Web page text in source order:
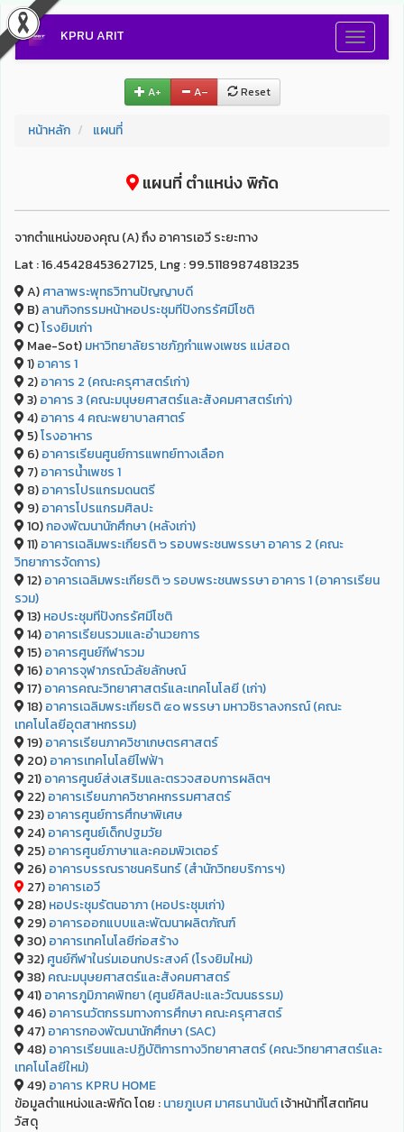
Toggle
KPRU ARIT
A+ A– Reset
หน้าหลัก แผนที่
แผนที่ ตำแหน่ง พิกัด
จากตำแหน่งของคุณ (A) ถึง อาคารเอวี ระยะทาง
Lat : 16.45428453627125, Lng : 99.51189874813235
A)ศาลาพระพุทธวิทานปัญญาบดี
B)ลานกิจกรรมหน้าหอประชุมทีปังกรรัศมีโชติ
C)โรงยิมเก่า
Mae-Sot)มหาวิทยาลัยราชภัฏกำแพงเพชร แม่สอด
1)อาคาร 1
2)อาคาร 2 (คณะครุศาสตร์เก่า)
3)อาคาร 3 (คณะมนุษยศาสตร์และสังคมศาสตร์เก่า)
4)อาคาร 4 คณะพยาบาลศาตร์
5)โรงอาหาร
6)อาคารเรียนศูนย์การแพทย์ทางเลือก
7)อาคารน้ำเพชร 1
8)อาคารโปรแกรมดนตรี
9)อาคารโปรแกรมศิลปะ
10)กองพัฒนานักศึกษา (หลังเก่า)
11)อาคารเฉลิมพระเกียรติ ๖ รอบพระชนพรรษา อาคาร 2 (คณะ
วิทยาการจัดการ)
12)อาคารเฉลิมพระเกียรติ ๖ รอบพระชนพรรษา อาคาร 1 (อาคารเรียน
รวม)
13)หอประชุมทีปังกรรัศมีโชติ
14)อาคารเรียนรวมและอำนวยการ
15)อาคารศูนย์กีฬารวม
16)อาคารจุฬาภรณ์วลัยลักษณ์
17)อาคารคณะวิทยาศาสตร์และเทคโนโลยี (เก่า)
18)อาคารเฉลิมพระเกียรติ ๕๐ พรรษา มหาวชิราลงกรณ์ (คณะ
เทคโนโลยีอุตสาหกรรม)
19)อาคารเรียนภาควิชาเกษตรศาสตร์
20)อาคารเทคโนโลยีไฟฟ้า
21)อาคารศูนย์ส่งเสริมและตรวจสอบการผลิตฯ
22)อาคารเรียนภาควิชาคหกรรมศาสตร์
23)อาคารศูนย์การศึกษาพิเศษ
24)อาคารศูนย์เด็กปฐมวัย
25)อาคารศูนย์ภาษาและคอมพิวเตอร์
26)อาคารบรรณราชนครินทร์ (สำนักวิทยบริการฯ)
27)อาคารเอวี
28)หอประชุมรัตนอาภา (หอประชุมเก่า)
29)อาคารออกแบบและพัฒนาผลิตภัณฑ์
30)อาคารเทคโนโลยีก่อสร้าง
32)ศูนย์กีฬาในร่มเอนกประสงค์ (โรงยิมใหม่)
38)คณะมนุษยศาสตร์และสังคมศาสตร์
41)อาคารภูมิภาคพิทยา (ศูนย์ศิลปะและวัฒนธรรม)
46)อาคารนวัตกรรมทางการศึกษา คณะครุศาสตร์
47)อาคารกองพัฒนานักศึกษา (SAC)
48)อาคารเรียนและปฏิบัติการทางวิทยาศาสตร์ (คณะวิทยาศาสตร์และ
เทคโนโลยีใหม่)
49)อาคาร KPRU HOME
ข้อมูลตำแหน่งและพิกัด โดย :นายภูเบศ มาศธนานันต์เจ้าหน้าที่โสตทัศน
วัสดุ